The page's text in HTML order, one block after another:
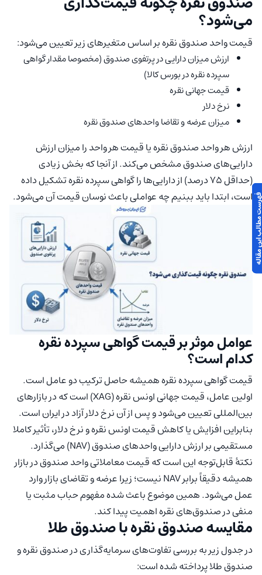
می‌شود؟
قیمت واحد صندوق نقره بر اساس متغیرهای زیر تعیین می‌شود:
ارزش میزان دارایی در پرتفوی صندوق (مخصوصا مقدار گواهی
سپرده نقره در بورس کالا)
قیمت جهانی نقره
نرخ دلار
میزان عرضه و تقاضا واحدهای صندوق نقره
ارزش هر واحد صندوق نقره یا قیمت هر واحد را میزان ارزش
دارایی‌های صندوق مشخص می‌کند. از آنجا که بخش زیادی
(حداقل 75 درصد) از دارایی‌ها را گواهی سپرده نقره تشکیل داده
است، ابتدا باید ببنیم چه عواملی باعث نوسان قیمت آن می‌شود.
عوامل موثر بر قیمت گواهی سپرده نقره
کدام است؟
قیمت گواهی سپرده نقره همیشه حاصل ترکیب دو عامل است.
اولین عامل، قیمت جهانی اونس نقره (XAG) است که در بازارهای
بین‌المللی تعیین می‌شود و پس از آن نرخ دلار آزاد در ایران است.
بنابراین افزایش یا کاهش قیمت اونس نقره و نرخ دلار، تأثیر کاملا
مستقیمی بر ارزش دارایی واحدهای صندوق (NAV) می‌گذارد.
نکتهٔ قابل‌توجه این است که قیمت معاملاتی واحد صندوق در بازار
همیشه دقیقاً برابر NAV نیست؛ زیرا عرضه و تقاضای بازار وارد
عمل می‌شود. همین موضوع باعث شده مفهوم حباب مثبت یا
منفی در صندوق‌های نقره اهمیت پیدا کند.
مقایسه صندوق نقره با صندوق طلا
در جدول زیر به بررسی تفاوت‌های سرمایه‌گذاری در صندوق نقره و
صندوق طلا پرداخته شده است:
مقاله